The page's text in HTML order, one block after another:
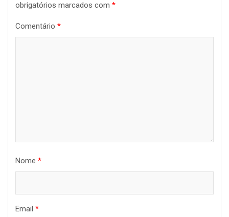
obrigatórios marcados com *
Comentário *
Nome *
Email *